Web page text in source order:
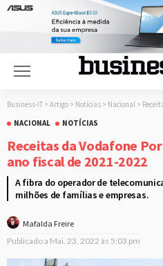
Business-IT > Artigo > Notícias > Nacional > Receitas
NACIONAL
NOTÍCIAS
Receitas da Vodafone
ano fiscal de 2021-2022
A fibra do operador de
milhões de famílias e empresas.
Mafalda Freire
Publicado a Mai. 23, 2022 às 5:03 pm